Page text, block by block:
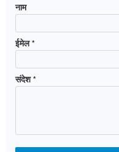
नाम
ईमेल *
संदेश *